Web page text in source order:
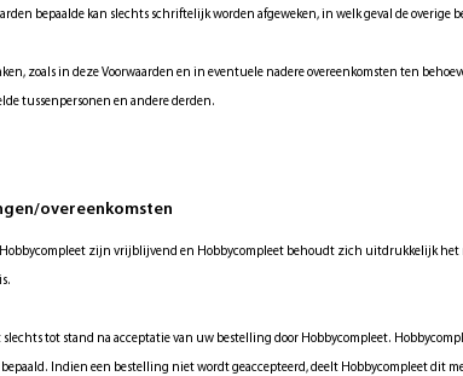
bepaalde kan slechts schriftelijk worden afgeweken, in welk geval de
zoals in deze Voorwaarden en in eventuele nadere overeenkomsten ten
tussenpersonen en andere derden.
overeenkomsten
zijn vrijblijvend en Hobbycompleet behoudt zich uitdrukkelijk
slechts tot stand na acceptatie van uw bestelling door Hobbycompleet.
Indien een bestelling niet wordt geaccepteerd, deelt Hobbycompleet dit